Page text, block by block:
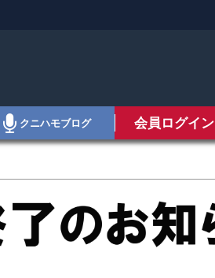
クニハモブログ 会員ログイン